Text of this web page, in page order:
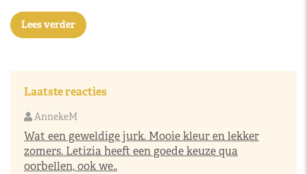
Lees verder
Laatste reacties
AnnekeM
Wat een geweldige jurk. Mooie kleur en lekker
zomers. Letizia heeft een goede keuze qua
oorbellen, ook we..